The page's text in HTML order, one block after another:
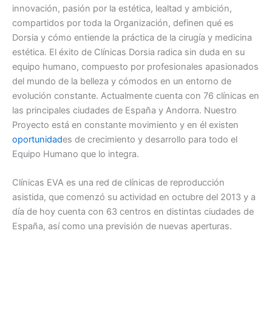
innovación, pasión por la estética, lealtad y ambición,
compartidos por toda la Organización, definen qué es
Dorsia y cómo entiende la práctica de la cirugía y medicina
estética. El éxito de Clínicas Dorsia radica sin duda en su
equipo humano, compuesto por profesionales apasionados
del mundo de la belleza y cómodos en un entorno de
evolución constante. Actualmente cuenta con 76 clínicas en
las principales ciudades de España y Andorra. Nuestro
Proyecto está en constante movimiento y en él existen
oportunidades de crecimiento y desarrollo para todo el
Equipo Humano que lo integra.
Clínicas EVA es una red de clínicas de reproducción
asistida, que comenzó su actividad en octubre del 2013 y a
día de hoy cuenta con 63 centros en distintas ciudades de
España, así como una previsión de nuevas aperturas.